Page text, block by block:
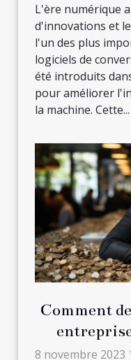
L'ère numérique
d'innovations et
l'un des plus
logiciels de
été introduits
pour améliorer
la machine. Cette...
Comment
8 novembre 2023